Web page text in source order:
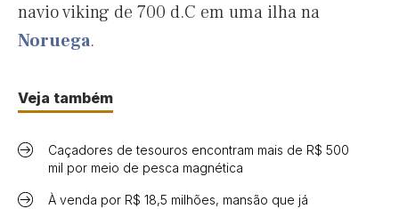
navio viking de 700 d.C em uma ilha na
Noruega.
Veja também
Caçadores de tesouros encontram mais de R$ 500
mil por meio de pesca magnética
À venda por R$ 18,5 milhões, mansão que já